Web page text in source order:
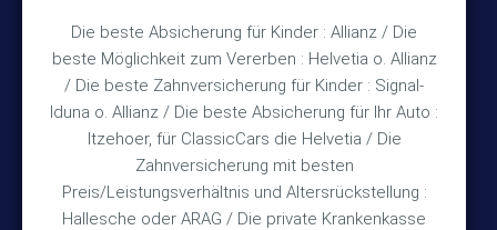
Die beste Absicherung für Kinder : Allianz / Die
beste Möglichkeit zum Vererben : Helvetia o. Allianz
/ Die beste Zahnversicherung für Kinder : Signal-
Iduna o. Allianz / Die beste Absicherung für Ihr Auto :
Itzehoer, für ClassicCars die Helvetia / Die
Zahnversicherung mit besten
Preis/Leistungsverhältnis und Altersrückstellung :
Hallesche oder ARAG / Die private Krankenkasse
Mo – Fr 10:15 – 12:00 Uhr
Mo & Do 15:30 – 18:00 Uhr
und nach Vereinbarung
Rechtliches